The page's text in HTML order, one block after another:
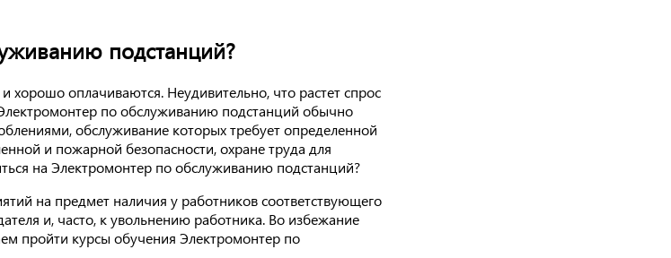
подстанций?
оплачиваются. Неудивительно, что растет спрос
по обслуживанию подстанций обычно
обслуживание которых требует определенной
и пожарной безопасности, охране труда для
на Электромонтер по обслуживанию подстанций?
на предмет наличия у работников соответствующего
и, часто, к увольнению работника. Во избежание
пройти курсы обучения Электромонтер по